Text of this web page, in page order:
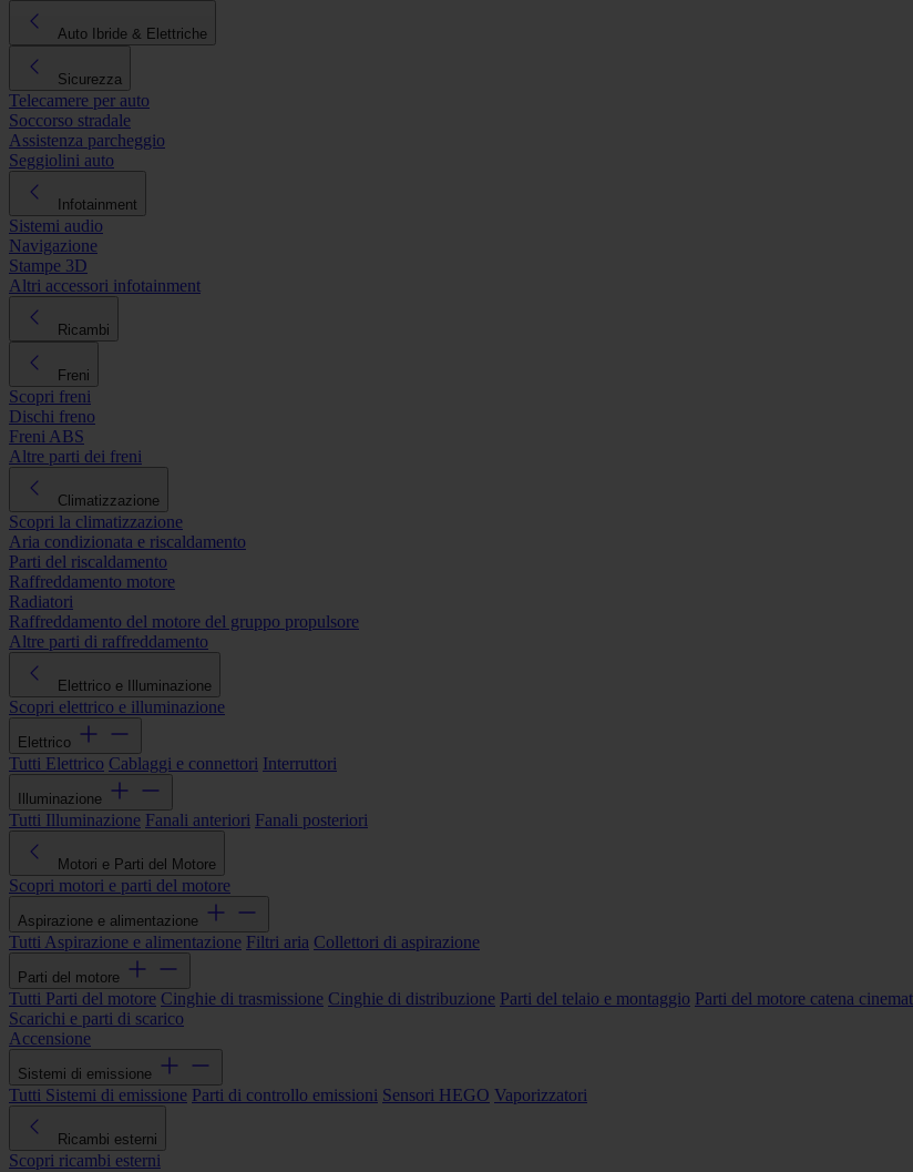
Auto Ibride & Elettriche
Sicurezza
Telecamere per auto
Soccorso stradale
Assistenza parcheggio
Seggiolini auto
Infotainment
Sistemi audio
Navigazione
Stampe 3D
Altri accessori infotainment
Ricambi
Freni
Scopri freni
Dischi freno
Freni ABS
Altre parti dei freni
Climatizzazione
Scopri la climatizzazione
Aria condizionata e riscaldamento
Parti del riscaldamento
Raffreddamento motore
Radiatori
Raffreddamento del motore del gruppo propulsore
Altre parti di raffreddamento
Elettrico e Illuminazione
Scopri elettrico e illuminazione
Elettrico
Tutti Elettrico Cablaggi e connettori Interruttori
Illuminazione
Tutti Illuminazione Fanali anteriori Fanali posteriori
Motori e Parti del Motore
Scopri motori e parti del motore
Aspirazione e alimentazione
Tutti Aspirazione e alimentazione Filtri aria Collettori di aspirazione
Parti del motore
Tutti Parti del motore Cinghie di trasmissione Cinghie di distribuzione Parti del telaio e montaggio Parti del motore catena
Scarichi e parti di scarico
Accensione
Sistemi di emissione
Tutti Sistemi di emissione Parti di controllo emissioni Sensori HEGO Vaporizzatori
Ricambi esterni
Scopri ricambi esterni